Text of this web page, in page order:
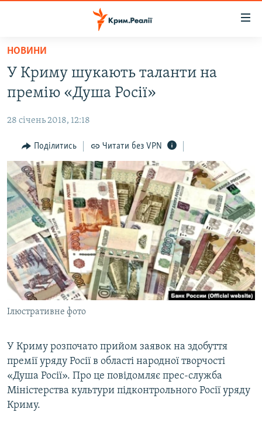
Перейти
основного
матеріалу
Перейти
до
навігації
Перейти
до
пошуку
ВОДА.КРИМ
ВІДЕО ТА ФОТО
ПОЛІТИКА
БЛОГИ
ПОГЛЯД
ІНТЕРВ'Ю
ВСЕ ЗА ДЕНЬ
СПЕЦПРОЕКТИ
ДЕПОРТАЦІЯ
ВІДЕОУРОКИ «ELIFBE»
СВІДЧЕННЯ ОКУПАЦІЇ
УКРАЇНСЬКА ПРОБЛЕМА КРИМУ
ЯК ОБІЙТИ БЛОКУВАННЯ
Русский
Qırımtatar
Усі сайти RFE/RL
НОВИНИ
У Криму шукають таланти на
премію «Душа Росії»
28 січень 2018, 12:18
Поділитись Читати без VPN
Ілюстративне фото
У Криму розпочато прийом заявок на здобуття
премії уряду Росії в області народної творчості
«Душа Росії». Про це повідомляє прес-служба
Міністерства культури підконтрольного Росії уряду
Криму.